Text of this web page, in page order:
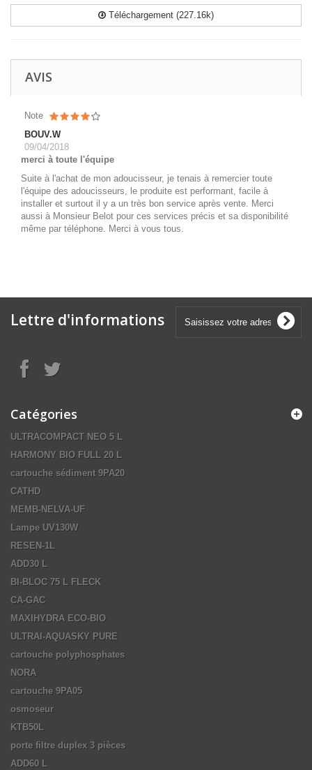
Téléchargement (227.16k)
AVIS
Note
BOUV.W
09/04/2018
merci à toute l'équipe
Suite à l'achat de mon adoucisseur, je tenais à remercier toute
l'équipe des adoucisseurs, le produite est performant, facile à
installer et surtout il y a un très bon service après vente. Merci
aussi à Monsieur Belot pour ces services précis et sa disponibilité
même par téléphone. Merci à vous tous.
Lettre d'informations
Catégories
ULTRACOMPACT NEO 5 L
HARMONY BIO FULL 20 L
cartouche sédiment 9PA20
CATHD
MEMB-NELVA-UF
Lampe UV130W
RESEN-1L
ADD30 L
BI-BLOC 75 L FLECK
CA-GAC
MAXIHYDRA ECO-BIO
ULTRAI-AQUASKY PURE
cartouche polyphosphates
NORA
cartouche 9PA05
osmoseur
KTB50L
porte filtre duplex 3 pièces
ADD60 L